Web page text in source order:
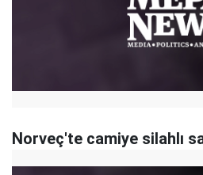
Norveç'te camiye silahlı